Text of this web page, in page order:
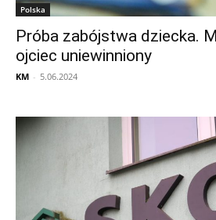
Polska
Próba zabójstwa dziecka.
ojciec uniewinniony
KM - 5.06.2024